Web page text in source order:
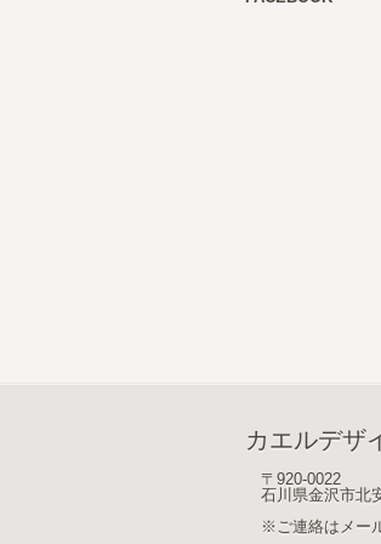
カエルデザ
〒920-0022
石川県金沢市北
※ご連絡はメー